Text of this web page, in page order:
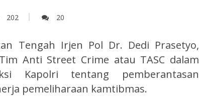
202 20
Tengah Irjen Pol Dr. Dedi Prasetyo,
Anti Street Crime atau TASC dalam
Kapolri tentang pemberantasan
pemeliharaan kamtibmas.